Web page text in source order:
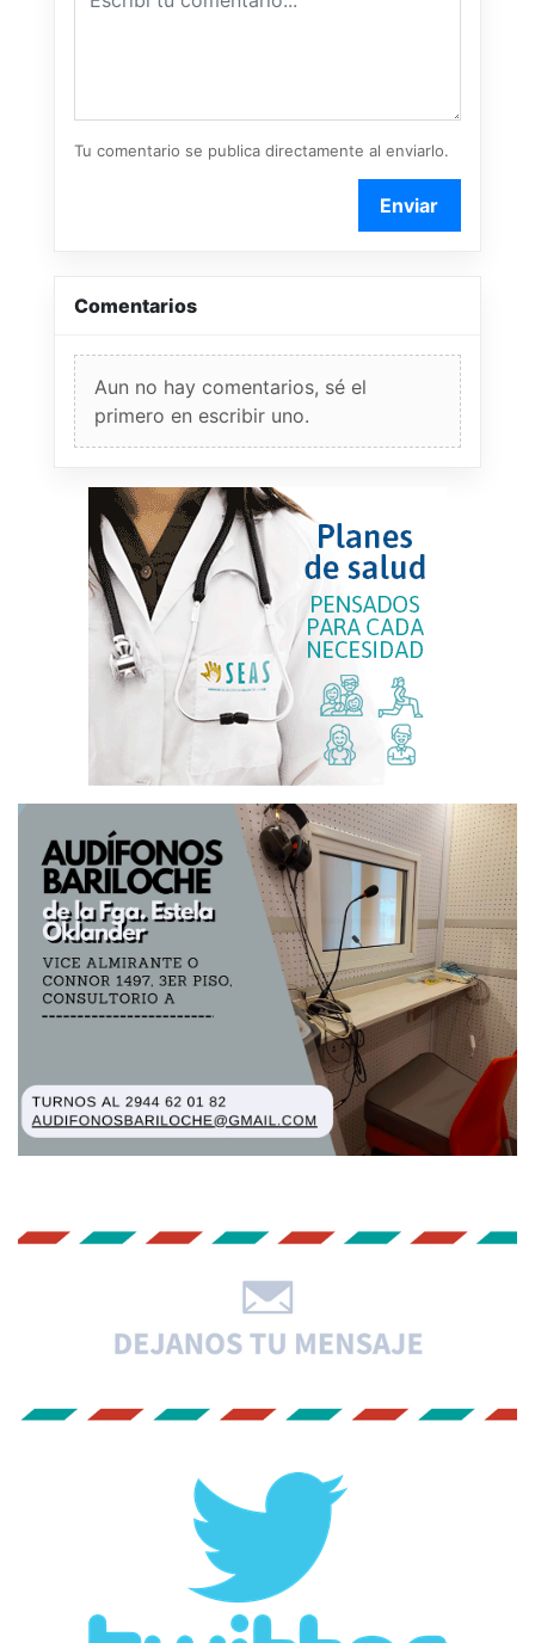
Tu comentario se publica directamente al enviarlo.
Enviar
Comentarios
Aun no hay comentarios, sé el
primero en escribir uno.